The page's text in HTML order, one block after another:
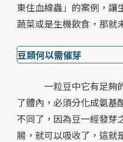
東住血線蟲」的案例，讓
蔬菜或是生機飲食，那就
豆類何以需催芽
一粒豆中它有足夠的
了體內，必須分化成氨基
不同了，因為豆一經發芽
腸，就可以吸收了，這就